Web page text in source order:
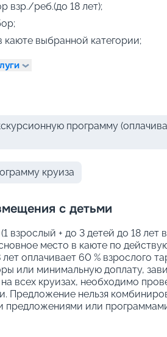
взр./реб.(до 18 лет);
выбранной категории;
программу
круиза
с детьми
взрослый + до 3 детей до 18 лет
место в каюте по
оплачивает 60 % взрослого
или минимальную доплату,
всех круизах, необходимо
Предложение нельзя
предложениями или